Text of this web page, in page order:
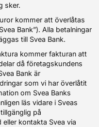
sker.
kommer att överlåtas
Bank”). Alla betalningar
till Svea Bank.
kommer fakturan att
då företagskundens
Bank är
som vi har överlåtit
om Svea Banks
läs vidare i Sveas
på
kontakta Svea via